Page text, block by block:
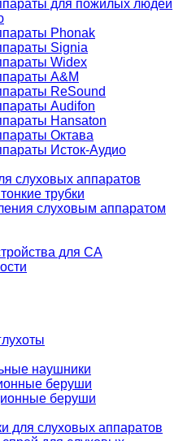
для пожилых людей
Phonak
Signia
Widex
A&M
ReSound
Audifon
Hansaton
Октава
Исток-Аудио
слуховых аппаратов
трубки
слуховым аппаратом
для СА
наушники
беруши
беруши
для слуховых аппаратов